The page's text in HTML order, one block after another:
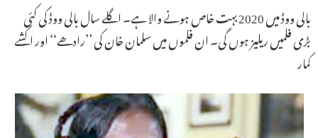
بالی ووڈ میں 2020 بہت خاص ہونے والا ہے۔ اگلے سال بالی ووڈ کی کئی
بڑی فلمیں ریلیز ہوں گی۔ ان فلموں میں سلمان خان کی ’’رادھے‘‘ اور اکشے
کمار